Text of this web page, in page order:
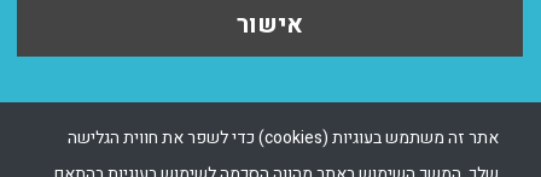
אישור
אתר זה משתמש בעוגיות (cookies) כדי לשפר את חווית הגלישה